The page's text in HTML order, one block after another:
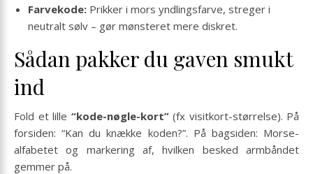
Farvekode: Prikker i mors yndlingsfarve, streger i
neutralt sølv – gør mønsteret mere diskret.
Sådan pakker du gaven smukt
ind
Fold et lille “kode-nøgle-kort”(fx visitkort-størrelse). På
forsiden: “Kan du knække koden?”. På bagsiden: Morse-
alfabetet og markering af, hvilken besked armbåndet
gemmer på.